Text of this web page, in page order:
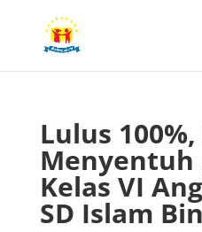
Lulus
Kelas VI
SD Islam